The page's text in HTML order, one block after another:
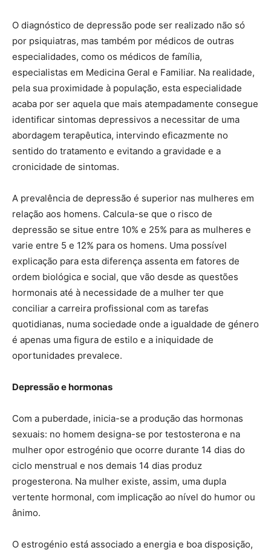
O diagnóstico de depressão pode ser realizado não só
por psiquiatras, mas também por médicos de outras
especialidades, como os médicos de família,
especialistas em Medicina Geral e Familiar. Na realidade,
pela sua proximidade à população, esta especialidade
acaba por ser aquela que mais atempadamente consegue
identificar sintomas depressivos a necessitar de uma
abordagem terapêutica, intervindo eficazmente no
sentido do tratamento e evitando a gravidade e a
cronicidade de sintomas.
A prevalência de depressão é superior nas mulheres em
relação aos homens. Calcula-se que o risco de
depressão se situe entre 10% e 25% para as mulheres e
varie entre 5 e 12% para os homens. Uma possível
explicação para esta diferença assenta em fatores de
ordem biológica e social, que vão desde as questões
hormonais até à necessidade de a mulher ter que
conciliar a carreira profissional com as tarefas
quotidianas, numa sociedade onde a igualdade de género
é apenas uma figura de estilo e a iniquidade de
oportunidades prevalece.
Depressão e hormonas
Com a puberdade, inicia-se a produção das hormonas
sexuais: no homem designa-se por testosterona e na
mulher opor estrogénio que ocorre durante 14 dias do
ciclo menstrual e nos demais 14 dias produz
progesterona. Na mulher existe, assim, uma dupla
vertente hormonal, com implicação ao nível do humor ou
ânimo.
O estrogénio está associado a energia e boa disposição,